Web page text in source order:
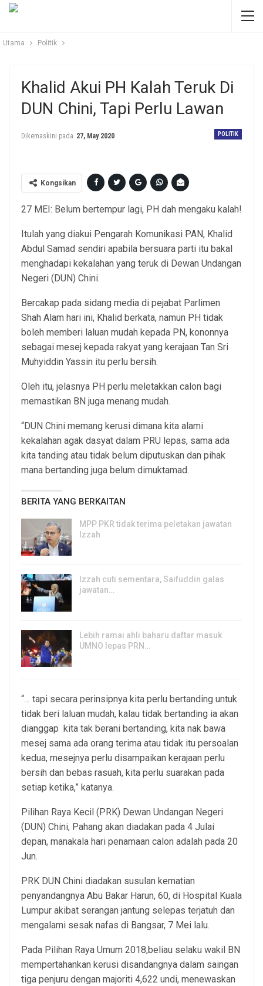
Utama Politik
Khalid Akui PH Kalah Teruk Di
DUN Chini, Tapi Perlu Lawan
POLITIK
Dikemaskini pada 27, May 2020
Kongsikan
27 MEI: Belum bertempur lagi, PH dah mengaku kalah!
Itulah yang diakui Pengarah Komunikasi PAN, Khalid
Abdul Samad sendiri apabila bersuara parti itu bakal
menghadapi kekalahan yang teruk di Dewan Undangan
Negeri (DUN) Chini.
Bercakap pada sidang media di pejabat Parlimen
Shah Alam hari ini, Khalid berkata, namun PH tidak
boleh memberi laluan mudah kepada PN, kononnya
sebagai mesej kepada rakyat yang kerajaan Tan Sri
Muhyiddin Yassin itu perlu bersih.
Oleh itu, jelasnya PH perlu meletakkan calon bagi
memastikan BN juga menang mudah.
“DUN Chini memang kerusi dimana kita alami
kekalahan agak dasyat dalam PRU lepas, sama ada
kita tanding atau tidak belum diputuskan dan pihak
mana bertanding juga belum dimuktamad.
BERITA YANG BERKAITAN
MPP PKR tidak terima peletakan jawatan
Izzah
Izzah cuti sementara, Saifuddin galas
jawatan…
Lebih ramai ahli baharu daftar masuk
UMNO lepas PRN…
“… tapi secara perinsipnya kita perlu bertanding untuk
tidak beri laluan mudah, kalau tidak bertanding ia akan
dianggap kita tak berani bertanding, kita nak bawa
mesej sama ada orang terima atau tidak itu persoalan
kedua, mesejnya perlu disampaikan kerajaan perlu
bersih dan bebas rasuah, kita perlu suarakan pada
setiap ketika,” katanya.
Pilihan Raya Kecil (PRK) Dewan Undangan Negeri
(DUN) Chini, Pahang akan diadakan pada 4 Julai
depan, manakala hari penamaan calon adalah pada 20
Jun.
PRK DUN Chini diadakan susulan kematian
penyandangnya Abu Bakar Harun, 60, di Hospital Kuala
Lumpur akibat serangan jantung selepas terjatuh dan
mengalami sesak nafas di Bangsar, 7 Mei lalu.
Pada Pilihan Raya Umum 2018,beliau selaku wakil BN
mempertahankan kerusi disandangnya dalam saingan
tiga penjuru dengan majoriti 4,622 undi, menewaskan